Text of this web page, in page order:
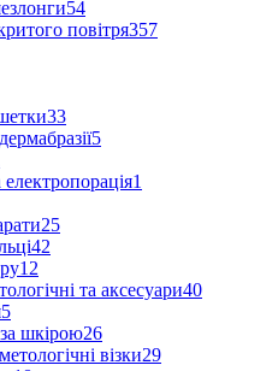
54
повітря357
33
5
електропорація1
25
42
12
та аксесуари40
5
шкірою26
візки29